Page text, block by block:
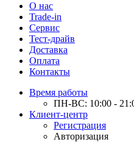
О нас
Trade-in
Сервис
Тест-драйв
Доставка
Оплата
Контакты
Время работы
ПН-ВС: 10:00 -
Клиент-центр
Регистрация
Авторизация